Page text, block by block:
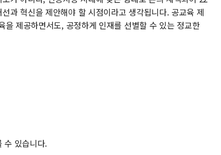
과 혁신을 제안해야 할 시점이라고 생각됩니다. 공교육 제
제공하면서도, 공정하게 인재를 선별할 수 있는 정교한
수 있습니다.